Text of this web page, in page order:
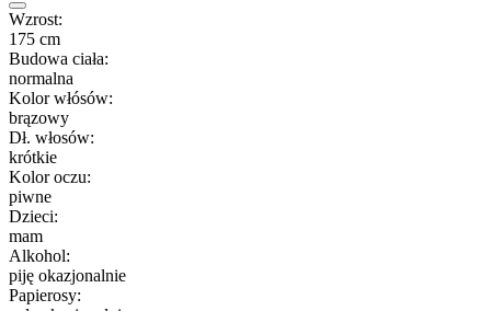
Wzrost:
175 cm
Budowa ciała:
normalna
Kolor włósów:
brązowy
Dł. włosów:
krótkie
Kolor oczu:
piwne
Dzieci:
mam
Alkohol:
piję okazjonalnie
Papierosy: